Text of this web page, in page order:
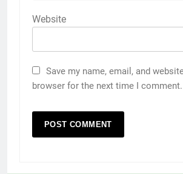
Website
Save my name, email, and
browser for the next time I comment.